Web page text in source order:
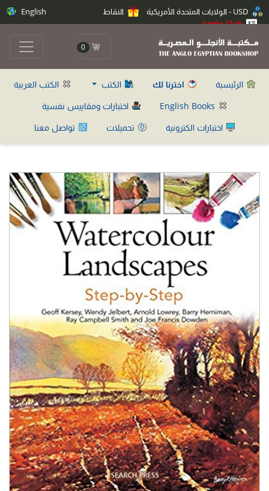
النقاط
Anglo Club
English
0
الرئيسية اخترنا لك الكتب
الكتب العربية
اختبارات ومقاييس نفسية
اختبارات الكترونية
تحميلات تواصل معنا